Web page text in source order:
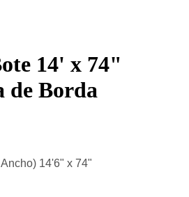
14' x 74"
de Borda
14'6" x 74"